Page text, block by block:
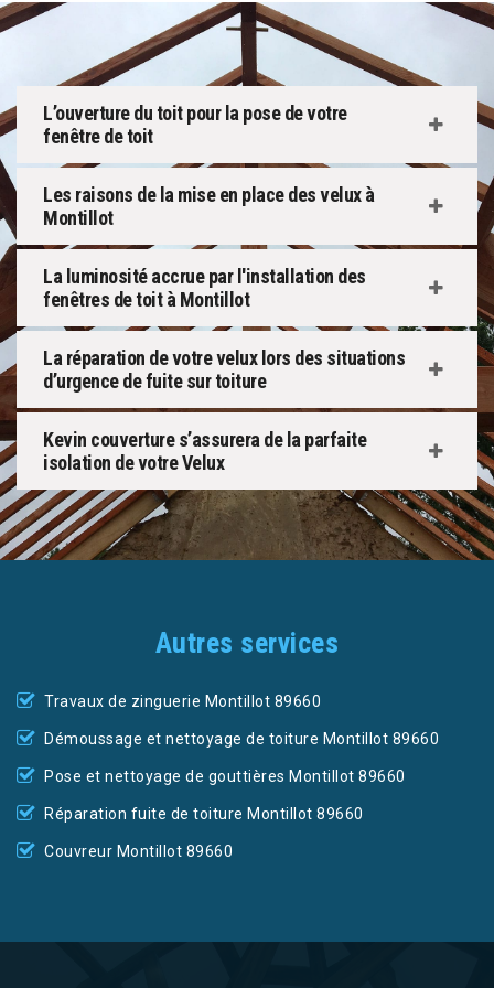
L’ouverture du toit pour la pose de votre
fenêtre de toit
Les raisons de la mise en place des velux à
Montillot
La luminosité accrue par l'installation des
fenêtres de toit à Montillot
La réparation de votre velux lors des situations
d’urgence de fuite sur toiture
Kevin couverture s’assurera de la parfaite
isolation de votre Velux
Autres services
Travaux de zinguerie Montillot 89660
Démoussage et nettoyage de toiture Montillot 89660
Pose et nettoyage de gouttières Montillot 89660
Réparation fuite de toiture Montillot 89660
Couvreur Montillot 89660